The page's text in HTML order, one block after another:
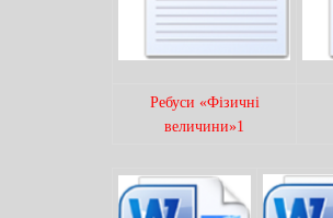
Ребуси «Фізичні
величини»1